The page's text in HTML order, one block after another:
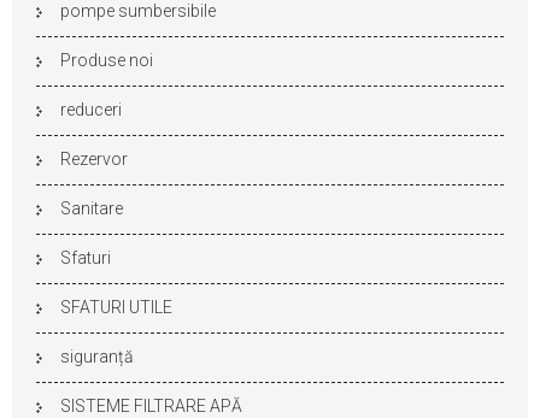
pompe sumbersibile
Produse noi
reduceri
Rezervor
Sanitare
Sfaturi
SFATURI UTILE
siguranță
SISTEME FILTRARE APĂ